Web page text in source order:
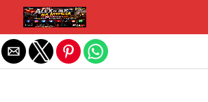
Sair da versão mobile